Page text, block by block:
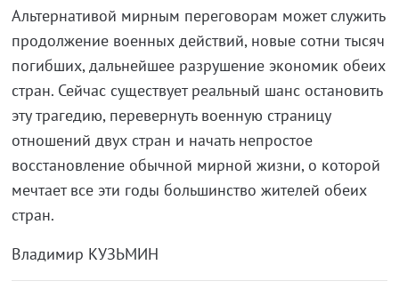
Альтернативой мирным переговорам может служить
продолжение военных действий, новые сотни тысяч
погибших, дальнейшее разрушение экономик обеих
стран. Сейчас существует реальный шанс остановить
эту трагедию, перевернуть военную страницу
отношений двух стран и начать непростое
восстановление обычной мирной жизни, о которой
мечтает все эти годы большинство жителей обеих
стран.
Владимир КУЗЬМИН